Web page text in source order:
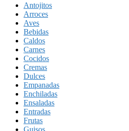
Antojitos
Arroces
Aves
Bebidas
Caldos
Carnes
Cocidos
Cremas
Dulces
Empanadas
Enchiladas
Ensaladas
Entradas
Frutas
Guisos